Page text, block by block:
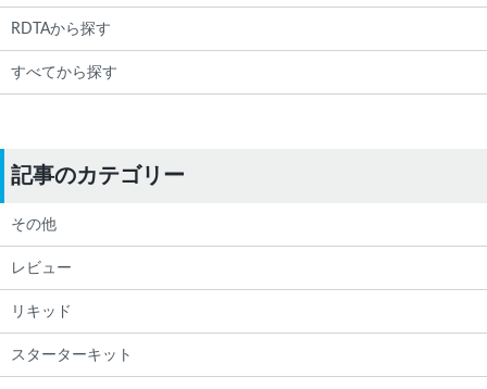
RDTAから探す
すべてから探す
記事のカテゴリー
その他
レビュー
リキッド
スターターキット